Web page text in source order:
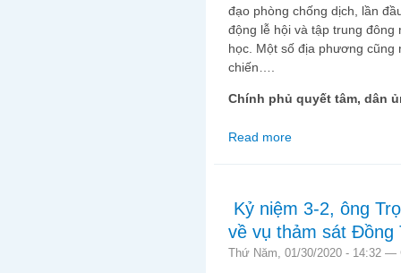
đạo phòng chống dịch, lần
động lễ hội và tập trung
học. Một số địa phương cũng
chiến….
Chính phủ quyết tâm, dân
Read more
Kỷ niệm 3-2, ông
về vụ thảm sát Đồng
Thứ Năm, 01/30/2020 - 14:32 —